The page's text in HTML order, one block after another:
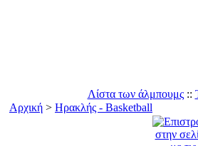
Λίστα των άλμπουμς::
Αρχική > Ηρακλής - Basketball